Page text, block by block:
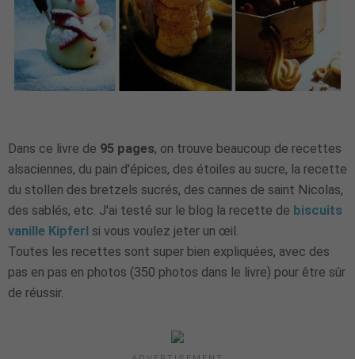
Dans ce livre de 95 pages, on trouve beaucoup de recettes
alsaciennes, du pain d'épices, des étoiles au sucre, la recette
du stollen des bretzels sucrés, des cannes de saint Nicolas,
des sablés, etc. J'ai testé sur le blog la recette de biscuits
vanille Kipferl si vous voulez jeter un œil.
Toutes les recettes sont super bien expliquées, avec des
pas en pas en photos (350 photos dans le livre) pour être sûr
de réussir.